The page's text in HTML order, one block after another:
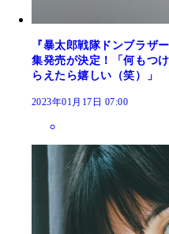
『暴太郎戦隊ドンブラザ
集発売が決定！「何もつ
らえたら嬉しい（笑）」
2023年01月17日 07:00